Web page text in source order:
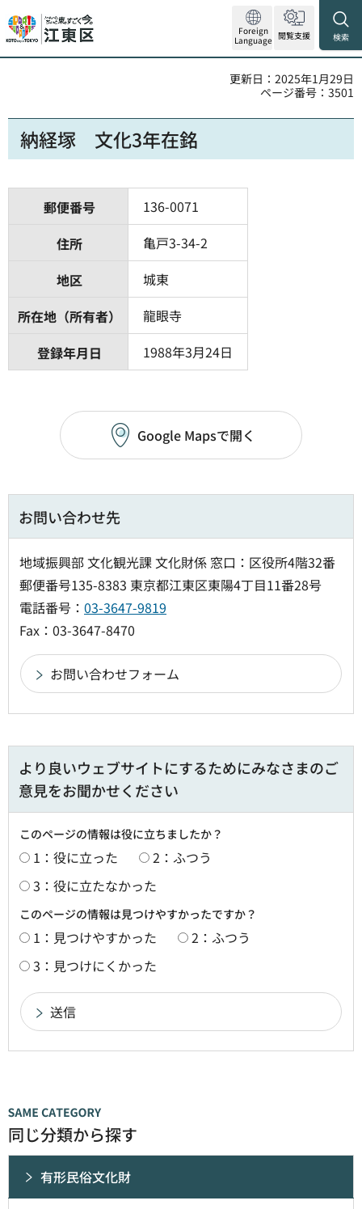
Foreign
Language 閲覧支援 検索
更新日：2025年1月29日
ページ番号：3501
納経塚 文化3年在銘
郵便番号
136-0071
住所
亀戸3-34-2
地区
城東
所在地（所有者）
龍眼寺
登録年月日
1988年3月24日
Google Mapsで開く
お問い合わせ先
地域振興部 文化観光課 文化財係 窓口：区役所4階32番
郵便番号135-8383 東京都江東区東陽4丁目11番28号
電話番号： 03-3647-9819
Fax：03-3647-8470
より良いウェブサイトにするためにみなさまのご
意見をお聞かせください
このページの情報は役に立ちましたか？
1：役に立った
2：ふつう
3：役に立たなかった
このページの情報は見つけやすかったですか？
1：見つけやすかった
2：ふつう
3：見つけにくかった
同じ分類から探す
有形民俗文化財